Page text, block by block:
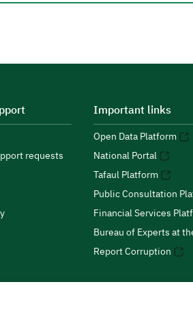
requests
Important links
Open Data Platform
National Portal
Tafaul Platform
Public Consultation
Financial Services
Bureau of Experts at
Report Corruption